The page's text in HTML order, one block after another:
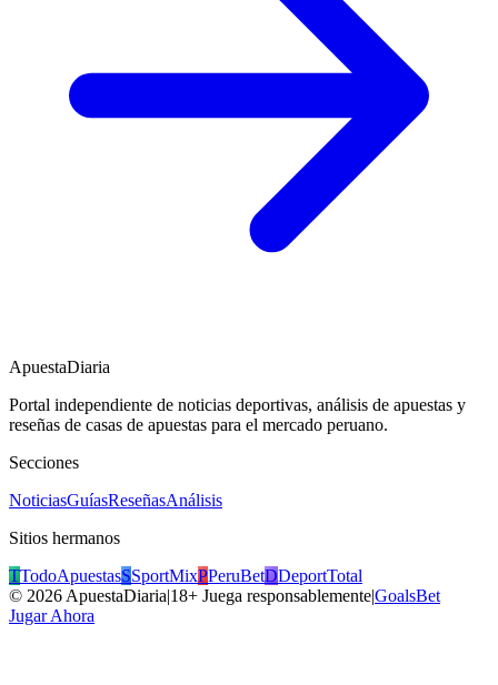
ApuestaDiaria
Portal independiente de noticias deportivas, análisis de apuestas y
reseñas de casas de apuestas para el mercado peruano.
Secciones
NoticiasGuíasReseñasAnálisis
Sitios hermanos
TTodoApuestasSSportMixPPeruBetDDeportTotal
© 2026 ApuestaDiaria|18+ Juega responsablemente|GoalsBet
Jugar Ahora